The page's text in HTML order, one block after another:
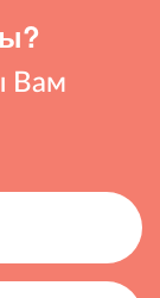
Вам